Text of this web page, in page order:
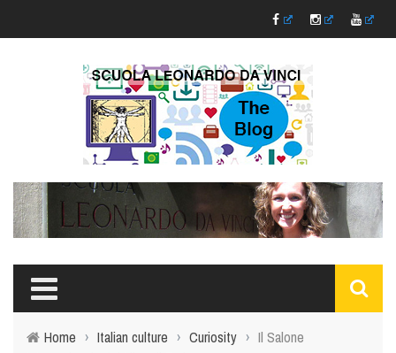
Home › Italian culture › Curiosity › Il Salone